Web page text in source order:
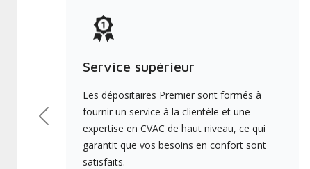
Service supérieur
Les dépositaires Premier sont formés à
fournir un service à la clientèle et une
expertise en CVAC de haut niveau, ce qui
garantit que vos besoins en confort sont
satisfaits.
Précédent